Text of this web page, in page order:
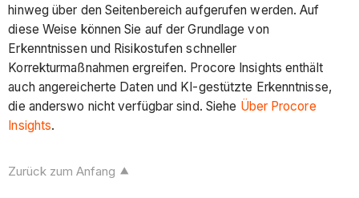
hinweg über den Seitenbereich aufgerufen werden. Auf
diese Weise können Sie auf der Grundlage von
Erkenntnissen und Risikostufen schneller
Korrekturmaßnahmen ergreifen. Procore Insights enthält
auch angereicherte Daten und KI-gestützte Erkenntnisse,
die anderswo nicht verfügbar sind. Siehe Über Procore
Insights.
Zurück zum Anfang